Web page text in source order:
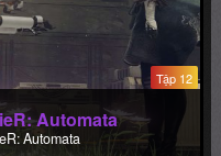
Tập 12
Automata
Automata